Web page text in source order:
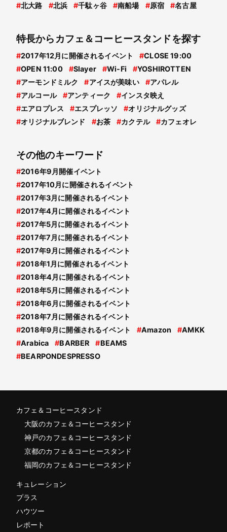
#北大路 #北浜 #千駄ヶ谷 #南船場 #原宿 #名古屋
特長からカフェ＆コーヒースタンドを探す
#2017年12月に開催されるイベント #CLOSE 19:00
#OPEN 11:00 #Slayer #Wi-Fi #YOSHIROTTEN
#アーモンドミルク #アイスが美味い #アパレル
#アルコール #アンティーク #インスタ映え
#エアロプレス #エスプレッソ #オリジナルグッズ
#オリジナルブレンド #お茶 #カクテル #カフェオレ
その他のキーワード
#2016年9月開催イベント
#2017年10月に開催されるイベント
#2017年3月に開催されるイベント
#2017年4月に開催されるイベント
#2017年5月に開催されるイベント
#2017年7月に開催されるイベント
#2017年9月に開催されるイベント
#2018年1月に開催されるイベント
#2018年4月に開催されるイベント
#2018年5月に開催されるイベント
#2018年6月に開催されるイベント
#2018年7月に開催されるイベント
#2018年9月に開催されるイベント #Amazon #AMKK
#Arabica #BARBER #BEAMS
#BEARPONDESPRESSO
カフェ＆コーヒースタンド
大阪のカフェ＆コーヒースタンド
神戸のカフェ＆コーヒースタンド
京都のカフェ＆コーヒースタンド
福岡のカフェ＆コーヒースタンド
キュレーション
プラス
ハウツー
レポート